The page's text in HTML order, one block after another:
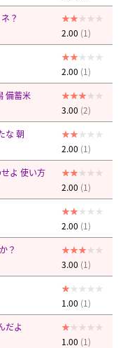
？
2.00 (1)
2.00 (1)
備蓄米
3.00 (2)
な 朝
2.00 (1)
せよ 使い方
2.00 (1)
2.00 (1)
？
3.00 (1)
1.00 (1)
だよ
1.00 (1)